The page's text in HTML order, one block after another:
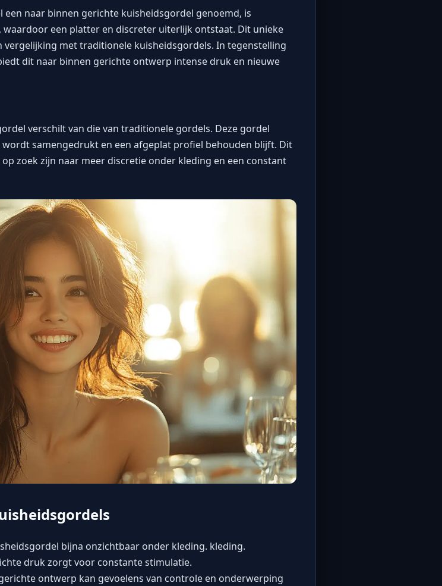
naar binnen gerichte kuisheidsgordel genoemd, is
een platter en discreter uiterlijk ontstaat. Dit unieke
met traditionele kuisheidsgordels. In tegenstelling
dit naar binnen gerichte ontwerp intense druk en nieuwe
verschilt van die van traditionele gordels. Deze gordel
samengedrukt en een afgeplat profiel behouden blijft. Dit
zoek zijn naar meer discretie onder kleding en een constant
bijna onzichtbaar onder kleding. kleding.
druk zorgt voor constante stimulatie.
ontwerp kan gevoelens van controle en onderwerping